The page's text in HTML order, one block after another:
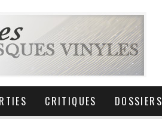
CRITIQUES DOSSIERS